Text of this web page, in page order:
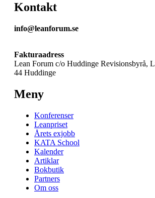
Kontakt
info@leanforum.se
Fakturaadress
Lean Forum c/o Huddinge Revisionsbyrå,
44 Huddinge
Meny
Konferenser
Leanpriset
Årets exjobb
KATA School
Kalender
Artiklar
Bokbutik
Partners
Om oss